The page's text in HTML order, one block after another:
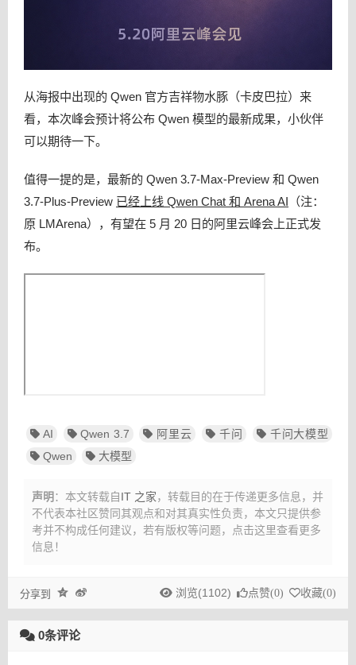
从海报中出现的 Qwen 官方吉祥物水豚（卡皮巴拉）来
看，本次峰会预计将公布 Qwen 模型的最新成果，小伙伴
可以期待一下。
值得一提的是，最新的 Qwen 3.7-Max-Preview 和 Qwen
3.7-Plus-Preview 已经上线 Qwen Chat 和 Arena AI （注：
原 LMArena），有望在 5 月 20 日的阿里云峰会上正式发
布。
AI Qwen 3.7 阿里云 千问
千问大模型
Qwen
大模型
声明 ：本文转载自IT 之家，转载目的在于传递更多信息，并
不代表本社区赞同其观点和对其真实性负责，本文只提供参
考并不构成任何建议， 若有版权等问题，点击这里查看更多
信息！
分享到 浏览(1102) 点赞(0) 收藏(0)
0条评论